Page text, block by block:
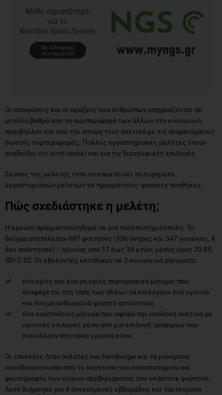
Οι αποφάσεις και οι πράξεις των ανθρώπων επηρεάζονται σε
μεγάλο βαθμό από τη συμπεριφορά των άλλων στο κοινωνικό
περιβάλλον και από την άποψη τους σχετικά με τις αναμενόμενες-
σωστές συμπεριφορές. Πολλές εργαστηριακές μελέτες έχουν
αναδείξει ότι αυτό ισχύει και για τις διατροφικές επιλογές.
Σκοπός της μελέτης ήταν να επεκτείνει τα ευρήματα
εργαστηριακών μελετών σε πραγματικές- φυσικές συνθήκες.
Πώς σχεδιάστηκε η μελέτη;
Η έρευνα πραγματοποιήθηκε σε μια πανεπιστημιούπολη. Το
δείγμα αποτέλεσαν 687 φοιτητές (336 άντρες και 347 γυναίκες, 4
δεν απάντησαν) – ηλικίας από 17 έως 34 ετών, μέσος όρος 20.85,
SD=2.52. Οι εθελοντές εκτίθηκαν σε 3 κοινωνικά μηνύματα:
ένα υγιές και ένα μη υγιές περιγραφικό μήνυμα, που
αναφέρεται στη τάση των άλλων να επιλέγουν ένα υγιεινό
και ένα μη ανθυγιεινό φαγητό αντίστοιχα
ένα ανασταλτικό μήνυμα που αφορά την αποδοχή σχετικά με
υγιεινές επιλογές μέσα από μια επιλογή τροφίμων που
ποικίλλουν στο πόσο υγιεινά είναι
Οι επιλογές ήταν σαλάτες και hamburger και τα μηνύματα
συνοδευόντουσαν από το λογότυπο του πανεπιστημίου και
φωτογραφία των χώρων σερβιρίσματος του εκάστοτε φαγητού.
Αυτό διήρκησε για 4 συνεχόμενες εβδομάδες και ταυτόχρονα